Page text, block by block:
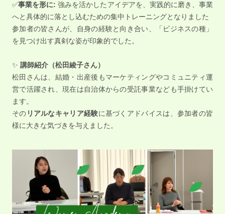
✅事業を形に: 強みを活かしたアイデアを、実践的に磨き、事業
へと具体的に落とし込むための集中トレーニングとなりました
参加者の皆さんが、自身の経験と向き合い、「ビジネスの種」
を見つけ出す真剣な姿が印象的でした。
✨ 講師紹介（松田綾子さん）
松田さんは、結婚・出産後もマーケティングやコミュニティ運
営で活躍され、現在は自治体からの受託事業なども手掛けてい
ます。
その リアルなキャリア経験に基づくアドバイスは、参加者の皆
様に大きな気づきを与えました。